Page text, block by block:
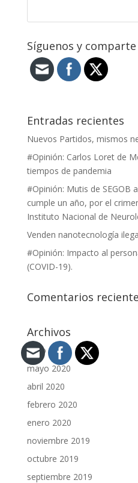
Síguenos y comparte
Entradas recientes
Nuevos Partidos, mismos
#Opinión: Carlos Loret de
tiempos de pandemia
#Opinión: Mutis de SEGOB
cumple un año, por el
Instituto Nacional de
Venden nanotecnología
#Opinión: Impacto al
(COVID-19).
Comentarios
Archivos
junio 2020
mayo 2020
abril 2020
febrero 2020
enero 2020
noviembre 2019
octubre 2019
septiembre 2019